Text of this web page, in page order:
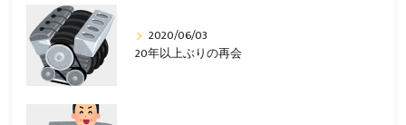
2020/06/03
20年以上ぶりの再会